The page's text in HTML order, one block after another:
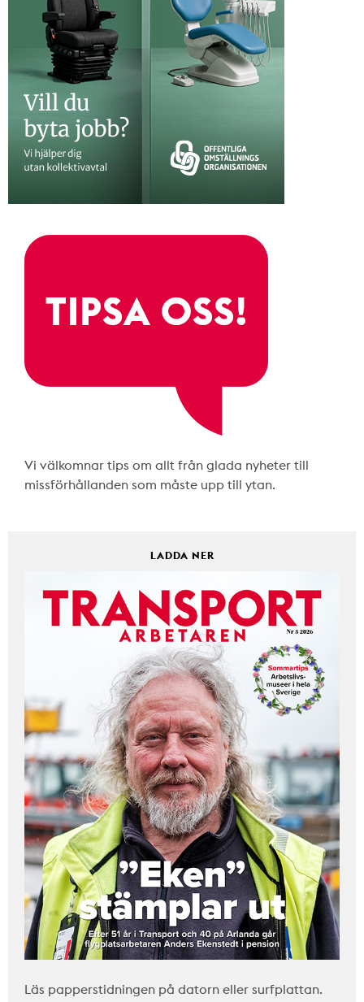
Vi välkomnar tips om allt från glada nyheter till
missförhållanden som måste upp till ytan.
LADDA NER
Läs papperstidningen på datorn eller surfplattan.